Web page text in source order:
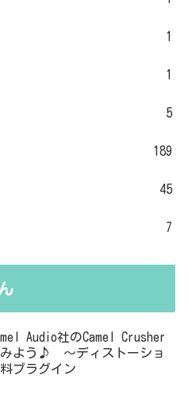
1
1
5
189
45
7
Audio社のCamel Crusher
みよう♪ ～ディストーショ
プラグイン